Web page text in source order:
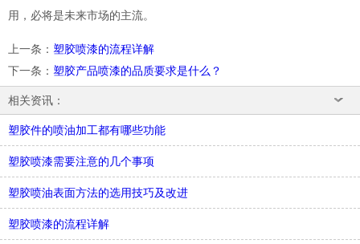
用，必将是未来市场的主流。
上一条 ： 塑胶喷漆的流程详解
下一条 ： 塑胶产品喷漆的品质要求是什么？
相关资讯：
塑胶件的喷油加工都有哪些功能
塑胶喷漆需要注意的几个事项
塑胶喷油表面方法的选用技巧及改进
塑胶喷漆的流程详解